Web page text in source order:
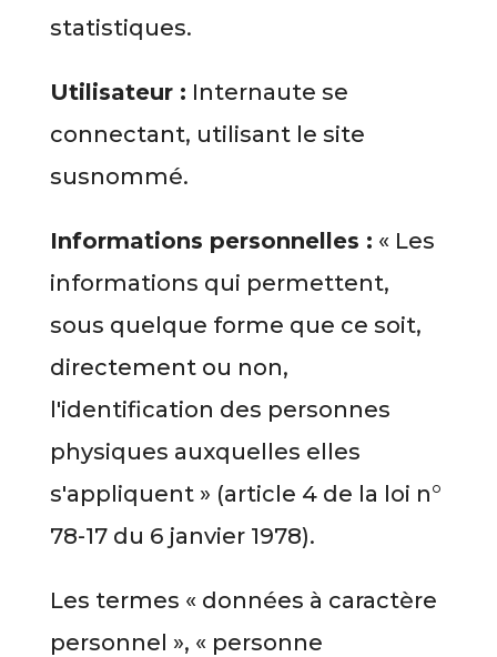
statistiques.
Utilisateur : Internaute se
connectant, utilisant le site
susnommé.
Informations personnelles : « Les
informations qui permettent,
sous quelque forme que ce soit,
directement ou non,
l'identification des personnes
physiques auxquelles elles
s'appliquent » (article 4 de la loi n°
78-17 du 6 janvier 1978).
Les termes « données à caractère
personnel », « personne